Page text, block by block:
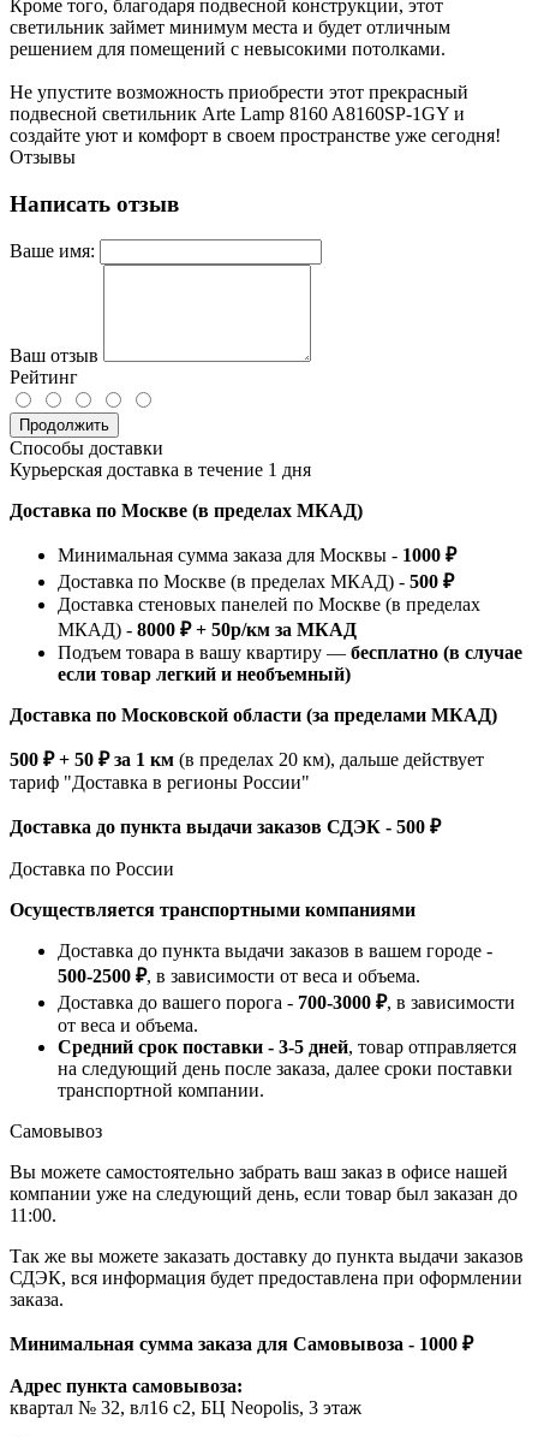
Кроме того, благодаря подвесной конструкции, этот
светильник займет минимум места и будет отличным
решением для помещений с невысокими потолками.
Не упустите возможность приобрести этот прекрасный
подвесной светильник Arte Lamp 8160 A8160SP-1GY и
создайте уют и комфорт в своем пространстве уже сегодня!
Отзывы
Написать отзыв
Ваше имя:
Ваш отзыв
Рейтинг
Продолжить
Способы доставки
Курьерская доставка в течение 1 дня
Доставка по Москве (в пределах МКАД)
Минимальная сумма заказа для Москвы - 1000 ₽
Доставка по Москве (в пределах МКАД) - 500 ₽
Доставка стеновых панелей по Москве (в пределах
МКАД) - 8000 ₽ + 50р/км за МКАД
Подъем товара в вашу квартиру — бесплатно (в случае
если товар легкий и необъемный)
Доставка по Московской области (за пределами МКАД)
500 ₽ + 50 ₽ за 1 км (в пределах 20 км), дальше действует
тариф "Доставка в регионы России"
Доставка до пункта выдачи заказов СДЭК - 500 ₽
Доставка по России
Осуществляется транспортными компаниями
Доставка до пункта выдачи заказов в вашем городе -
500-2500 ₽, в зависимости от веса и объема.
Доставка до вашего порога - 700-3000 ₽, в зависимости
от веса и объема.
Средний срок поставки - 3-5 дней, товар отправляется
на следующий день после заказа, далее сроки поставки
транспортной компании.
Самовывоз
Вы можете самостоятельно забрать ваш заказ в офисе нашей
компании уже на следующий день, если товар был заказан до
11:00.
Так же вы можете заказать доставку до пункта выдачи заказов
СДЭК, вся информация будет предоставлена при оформлении
заказа.
Минимальная сумма заказа для Самовывоза - 1000 ₽
Адрес пункта самовывоза:
квартал № 32, вл16 с2, БЦ Neopolis, 3 этаж